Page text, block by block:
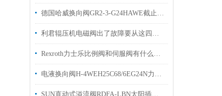
德国哈威换向阀GR2-3-G24HAWE截止阀样本
利君辊压机电磁阀出了故障要从这四个方面进行排查
Rexroth力士乐比例阀和伺服阀有什么区别？看完这篇文章你就明白了
电液换向阀H-4WEH25C68/6EG24N力士乐操作使用
SUN直动式溢流阀RDFA-LBN太阳插装阀有库存欢迎询价